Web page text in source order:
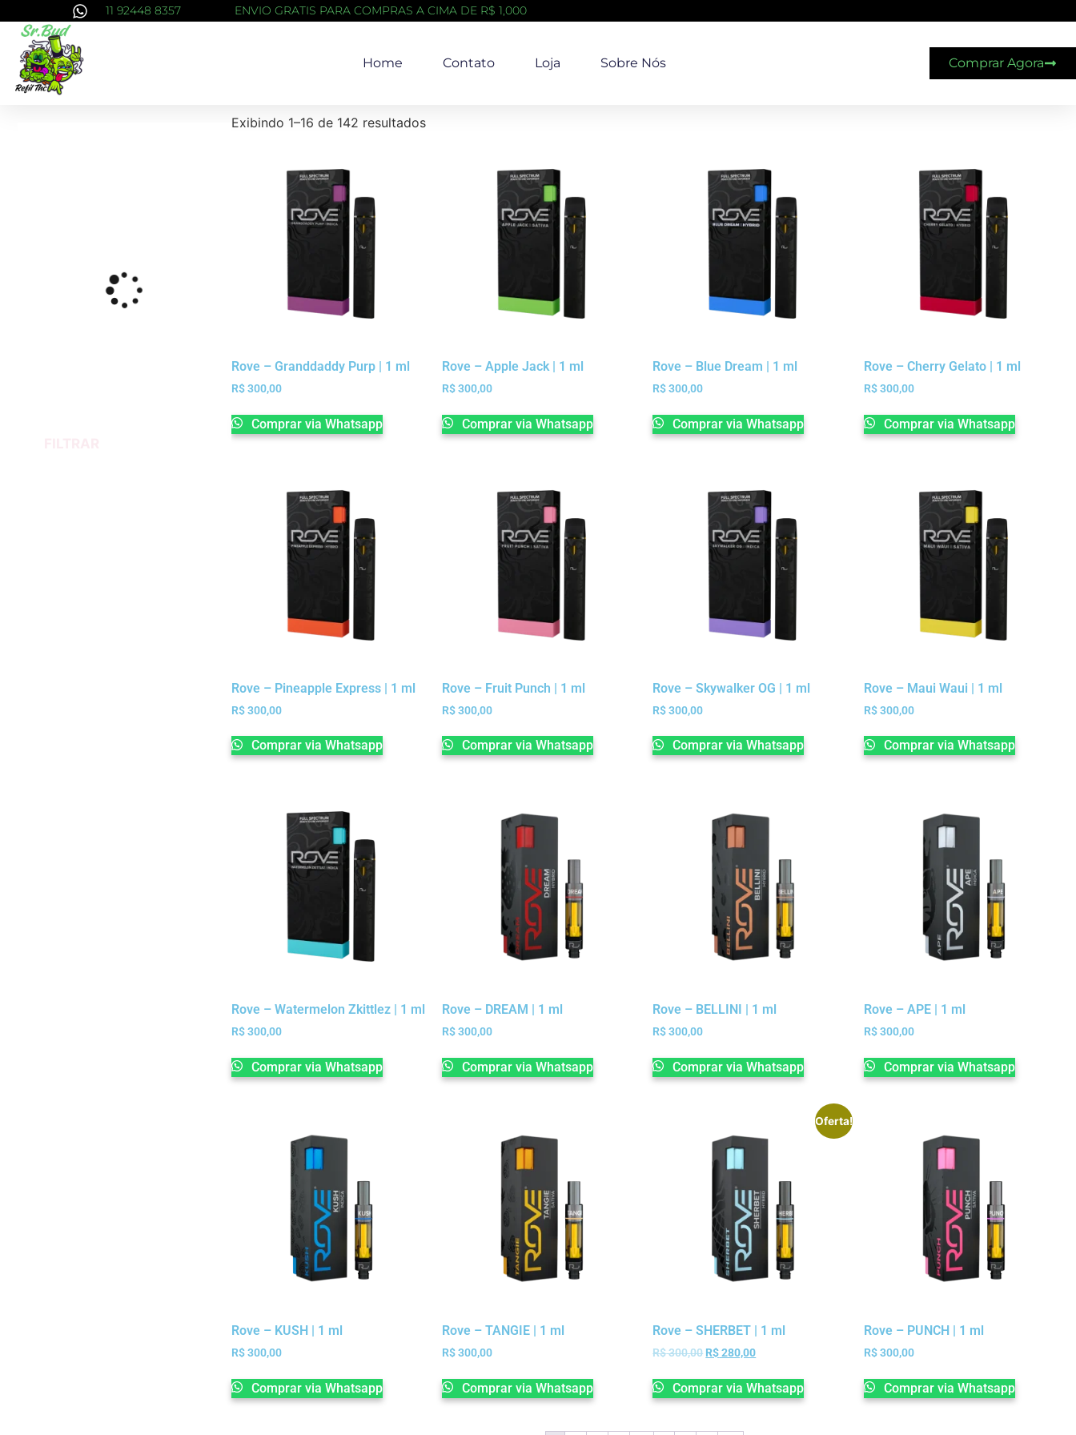
11 92448 8357 ENVIO GRATIS PARA COMPRAS A CIMA DE R$ 1,000
Home Contato Loja Sobre Nós Comprar Agora
Exibindo 1–16 de 142 resultados
Rove – Granddaddy Purp | 1 ml
R$300,00
Comprar via Whatsapp
Rove – Apple Jack | 1 ml
R$300,00
Comprar via Whatsapp
Rove – Blue Dream | 1 ml
R$300,00
Comprar via Whatsapp
Rove – Cherry Gelato | 1 ml
R$300,00
Comprar via Whatsapp
Rove – Pineapple Express | 1 ml
R$300,00
Comprar via Whatsapp
Rove – Fruit Punch | 1 ml
R$300,00
Comprar via Whatsapp
Rove – Skywalker OG | 1 ml
R$300,00
Comprar via Whatsapp
Rove – Maui Waui | 1 ml
R$300,00
Comprar via Whatsapp
Rove – Watermelon Zkittlez | 1 ml
R$300,00
Comprar via Whatsapp
Rove – DREAM | 1 ml
R$300,00
Comprar via Whatsapp
Rove – BELLINI | 1 ml
R$300,00
Comprar via Whatsapp
Rove – APE | 1 ml
R$300,00
Comprar via Whatsapp
Rove – KUSH | 1 ml
R$300,00
Comprar via Whatsapp
Rove – TANGIE | 1 ml
R$300,00
Comprar via Whatsapp
Oferta!
Rove – SHERBET | 1 ml
R$300,00 R$280,00
Comprar via Whatsapp
Rove – PUNCH | 1 ml
R$300,00
Comprar via Whatsapp